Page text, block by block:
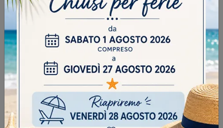
KYOTO 120 GLASS